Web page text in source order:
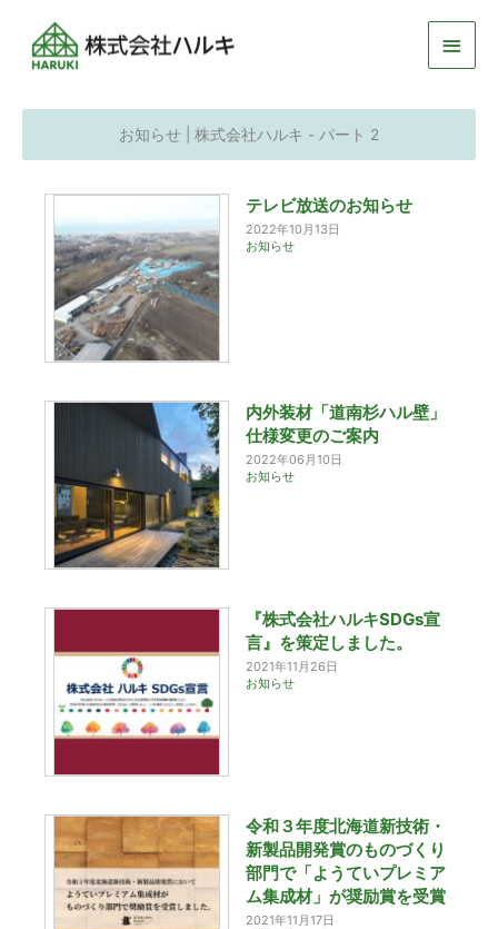
メ
メ
お知らせ | 株式会社ハルキ - パート 2
テレビ放送のお知らせ
2022年10月13日
お知らせ
内外装材「道南杉ハル壁」
仕様変更のご案内
2022年06月10日
お知らせ
『株式会社ハルキSDGs宣
言』を策定しました。
2021年11月26日
お知らせ
令和３年度北海道新技術・
新製品開発賞のものづくり
部門で「ようていプレミア
ム集成材」が奨励賞を受賞
2021年11月17日